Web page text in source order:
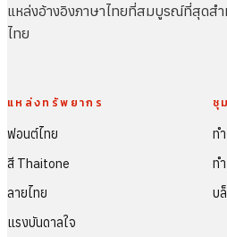
แหล่งอ้างอิงภาษาไทยที่สมบูรณ์ที่สุดส
ไทย
แหล่งทรัพยากร
ฟอนต์ไทย
สี Thaitone
ลายไทย
แรงบันดาลใจ
ชุ
ท
ท
บ